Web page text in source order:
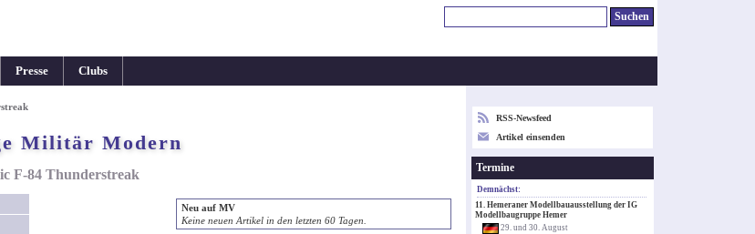
Presse Clubs
Militär Modern
F-84 Thunderstreak
Neu auf MV
Keine neuen Artikel in den letzten 60 Tagen.
RSS-Newsfeed
Artikel einsenden
Termine
Demnächst:
11. Hemeraner Modellbauausstellung der IG
Modellbaugruppe Hemer
29. und 30. August